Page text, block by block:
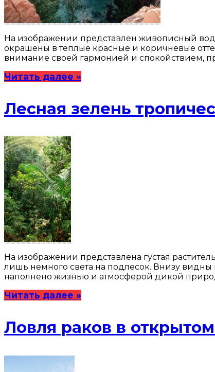
На изображении представлен живописный
окрашены в теплые красные и коричневые
внимание своей гармонией и спокойствием,
Читать далее »
Лесная зелень
На изображении представлена густая
лишь немного света на подлесок. Внизу
наполнено жизнью и атмосферой дикой
Читать далее »
Ловля раков в